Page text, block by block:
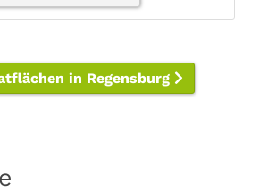
in Regensburg